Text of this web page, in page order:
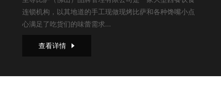
连锁机构，以其地道的手工现做现烤比萨和各种馋嘴小点
心满足了吃货们的味蕾需求...
查看详情